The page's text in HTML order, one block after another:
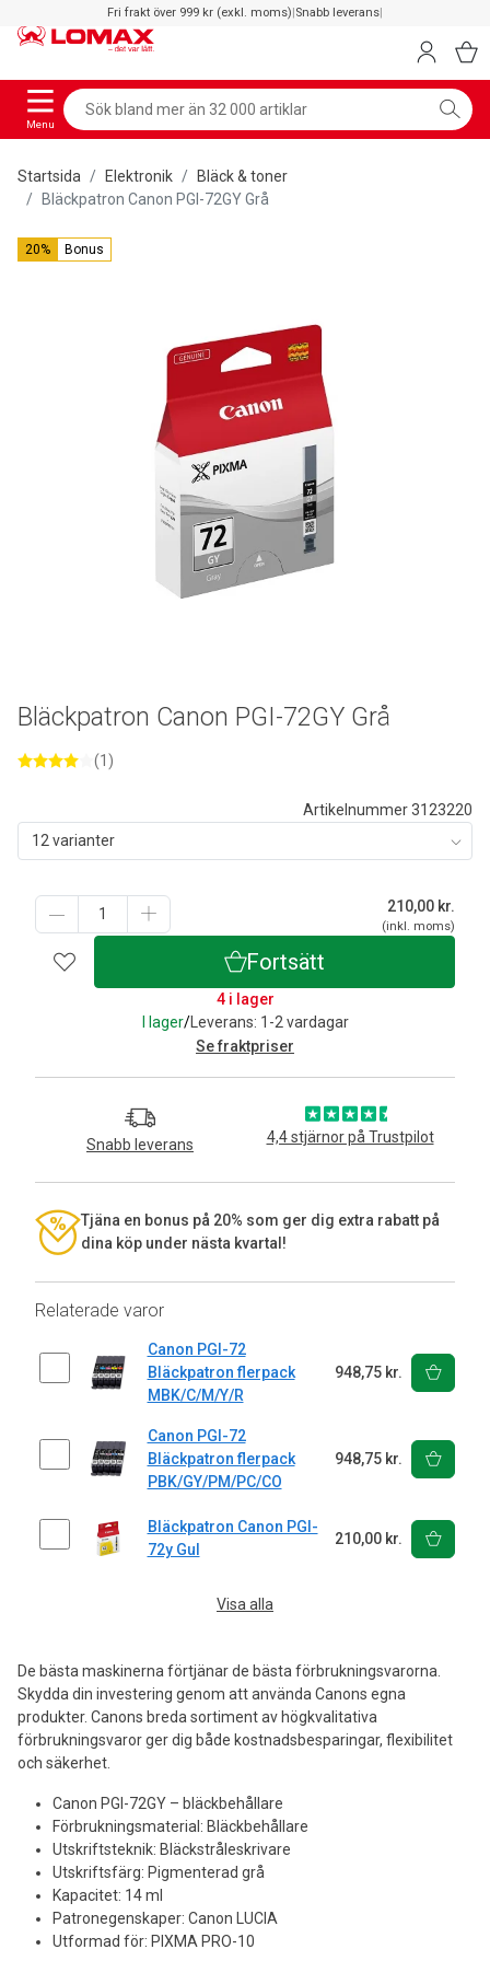
Fri frakt över 999 kr (exkl. moms)|Snabb leverans|
Menu
Startsida Elektronik
Bläck & toner
Bläckpatron Canon PGI-72GY Grå
20% Bonus
De bästa maskinerna förtjänar de bästa förbrukningsvarorna.
Skydda din investering genom att använda Canons egna
produkter. Canons breda sortiment av högkvalitativa
förbrukningsvaror ger dig både kostnadsbesparingar, flexibilitet
och säkerhet.
Canon PGI-72GY – bläckbehållare
Förbrukningsmaterial: Bläckbehållare
Utskriftsteknik: Bläckstråleskrivare
Utskriftsfärg: Pigmenterad grå
Kapacitet: 14 ml
Patronegenskaper: Canon LUCIA
Utformad för: PIXMA PRO-10
Artikelnummer 3123220
12 varianter
210,00 kr.
(inkl. moms)
Fortsätt
4 i lager
I lager/Leverans: 1-2 vardagar
Se fraktpriser
Snabb leverans 4,4 stjärnor på Trustpilot
Tjäna en bonus på 20% som ger dig extra rabatt på
dina köp under nästa kvartal!
Relaterade varor
Canon PGI-72
Bläckpatron flerpack
MBK/C/M/Y/R
948,75 kr.
Canon PGI-72
Bläckpatron flerpack
PBK/GY/PM/PC/CO
948,75 kr.
Bläckpatron Canon PGI-
72y Gul
210,00 kr.
Visa alla
Bläckpatron Canon PGI-72GY Grå
(1)